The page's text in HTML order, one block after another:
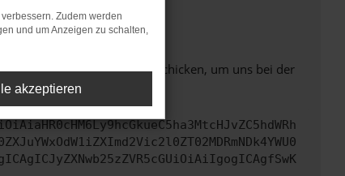
unterstützt werden.
kannst uns diesen Text schicken, um uns bei der
Zudem werden
und um Anzeigen zu schalten,
akzeptieren